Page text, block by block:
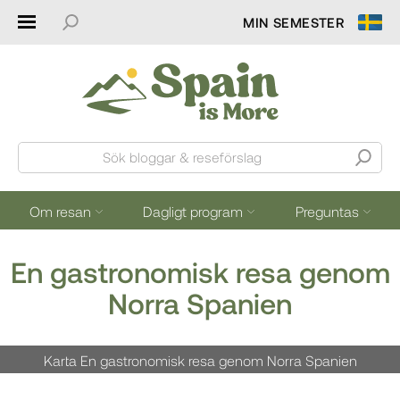
MIN SEMESTER
Sök bloggar & reseförslag
Om resan Dagligt program Preguntas
En gastronomisk resa genom
Norra Spanien
Karta En gastronomisk resa genom Norra Spanien